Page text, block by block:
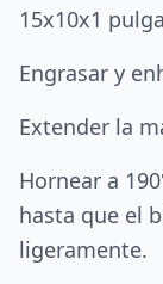
15x10x1
Engrasar y
Extender la
Hornear a
hasta que el
ligeramente.